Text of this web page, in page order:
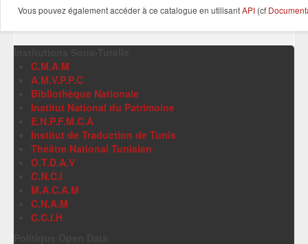
Vous pouvez également accéder à ce catalogue en utilisantAPI (cf
C.M.A.M
A.M.V.P.P.C
Bibliothèque Nationale
Institut National du Patrimoine
E.N.P.F.M.C.A
Institut de Traduction de Tunis
Théâtre National Tunisien
O.T.D.A.V
C.N.C.I
M.A.C.A.M
C.N.A.M
C.C.I.H